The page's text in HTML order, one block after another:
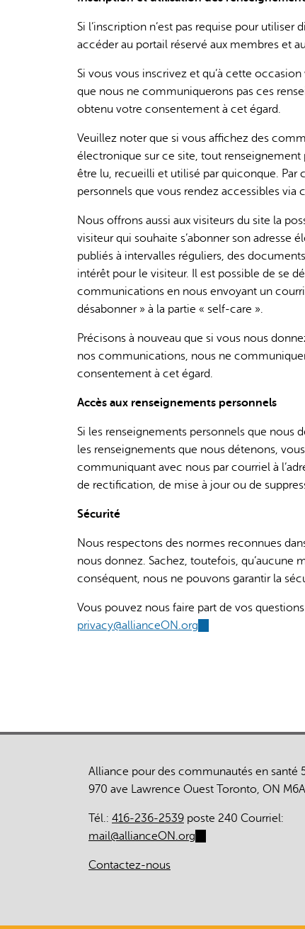
Si l’inscription n’est pas requise pour
accéder au portail réservé aux membres et
Si vous vous inscrivez et qu’à cette
que nous ne communiquerons pas ces
obtenu votre consentement à cet égard.
Veuillez noter que si vous affichez des
électronique sur ce site, tout
être lu, recueilli et utilisé par quiconque. Par
personnels que vous rendez accessibles via
Nous offrons aussi aux visiteurs du site la
visiteur qui souhaite s’abonner son
publiés à intervalles réguliers, des
intérêt pour le visiteur. Il est possible de se
communications en nous envoyant un
désabonner » à la partie « self-care ».
Précisons à nouveau que si vous nous
nos communications, nous ne
consentement à cet égard.
Accès aux renseignements personnels
Si les renseignements personnels que nous
les renseignements que nous détenons,
communiquant avec nous par courriel à
de rectification, de mise à jour ou de
Sécurité
Nous respectons des normes reconnues
nous donnez. Sachez, toutefois, qu’aucune
conséquent, nous ne pouvons garantir la
Vous pouvez nous faire part de vos
privacy@allianceON.org
Alliance pour des communautés en santé
970 ave Lawrence Ouest Toronto, ON
Tél.: 416-236-2539 poste 240 Courriel:
mail@allianceON.org
Contactez-nous